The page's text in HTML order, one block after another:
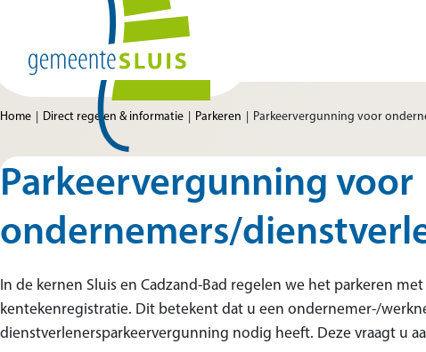
Ga naar de inhoud
Home van Gemeente Sluis
Home Direct regelen & informatie Parkeren Parkeervergunning voor
Parkeervergunning voor
ondernemers/
In de kernen Sluis en Cadzand-Bad regelen we het parkeren
kentekenregistratie. Dit betekent dat u een ondernemer-/
dienstverlenersparkeervergunning nodig heeft. Deze vraagt u